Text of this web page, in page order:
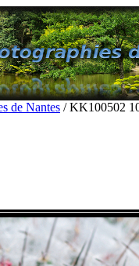
de Nantes / KK100502